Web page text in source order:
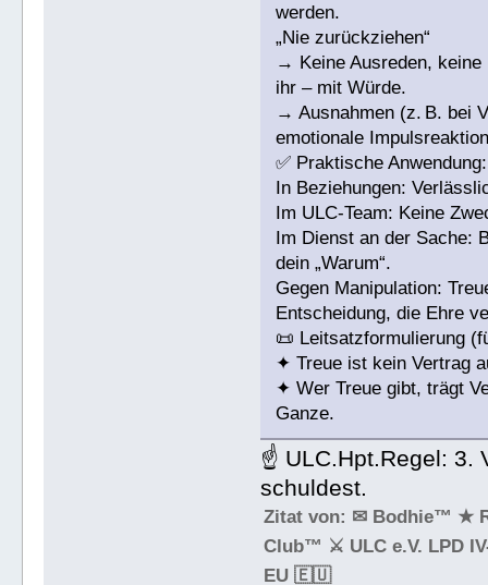
werden.
„Nie zurückziehen“
→ Keine Ausreden, keine
ihr – mit Würde.
→ Ausnahmen (z. B. bei
emotionale
✅ Praktische Anwendung:
In Beziehungen:
Im ULC-Team: Keine
Im Dienst an der Sache:
dein „Warum“.
Gegen Manipulation:
Entscheidung, die Ehre
📜 Leitsatzformulierung
✦ Treue ist kein Vertrag
✦ Wer Treue gibt, trägt
Ganze.
☝ ULC.Hpt.Regel: 3.
schuldest.
Zitat von: ✉ Bodhie™ ★
Club™ ⚔ ULC e.V. LPD
EU 🇪🇺